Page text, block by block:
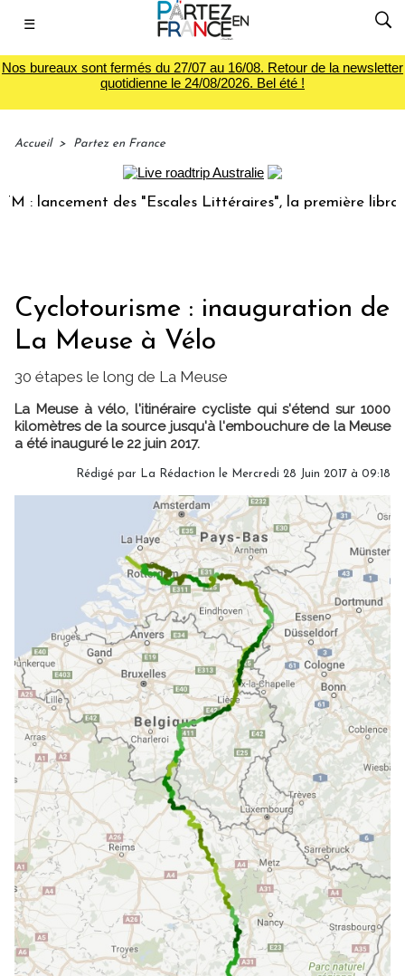
☰
Nos bureaux sont fermés du 27/07 au 16/08. Retour de la newsletter
quotidienne le 24/08/2026. Bel été !
Accueil > Partez en France
des "Escales Littéraires", la première librairie du
Cyclotourisme : inauguration de
La Meuse à Vélo
30 étapes le long de La Meuse
La Meuse à vélo, l'itinéraire cycliste qui s'étend sur 1000
kilomètres de la source jusqu'à l'embouchure de la Meuse
a été inauguré le 22 juin 2017.
Rédigé par La Rédaction le Mercredi 28 Juin 2017 à 09:18